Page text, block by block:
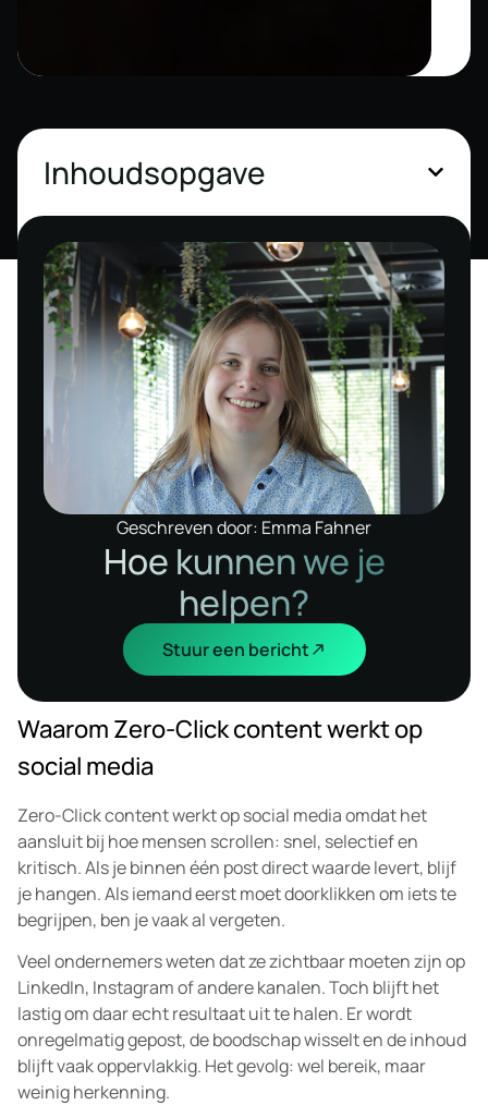
Inhoudsopgave
Geschreven door: Emma Fahner
Hoe kunnen we je
helpen?
Stuur een bericht
Waarom Zero-Click content werkt op
social media
Zero-Click content werkt op social media omdat het
aansluit bij hoe mensen scrollen: snel, selectief en
kritisch. Als je binnen één post direct waarde levert, blijf
je hangen. Als iemand eerst moet doorklikken om iets te
begrijpen, ben je vaak al vergeten.
Veel ondernemers weten dat ze zichtbaar moeten zijn op
LinkedIn, Instagram of andere kanalen. Toch blijft het
lastig om daar echt resultaat uit te halen. Er wordt
onregelmatig gepost, de boodschap wisselt en de inhoud
blijft vaak oppervlakkig. Het gevolg: wel bereik, maar
weinig herkenning.